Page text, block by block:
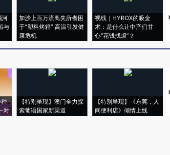
河
与
加沙上百万流离失所者困
于“塑料烤箱” 高温引发健
康危机
视线｜HYROX的吸金
术：是什么让中产们甘
心“花钱找虐”？
种
对
【特别呈现】澳门全力探
索葡语国家新渠道
【特别呈现】《东莞，人
间便利店》倾情上线